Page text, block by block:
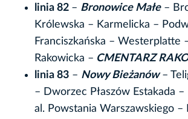
linia 82 – Bronowice Małe–
Królewska – Karmelicka –
Franciszkańska – Westerplatte
Rakowicka – CMENTARZ
linia 83 – Nowy Bieżanów–
– Dworzec Płaszów Estakada
al. Powstania Warszawskiego –